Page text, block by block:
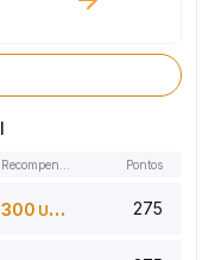
Recompensas Pontos
300 USDT 275